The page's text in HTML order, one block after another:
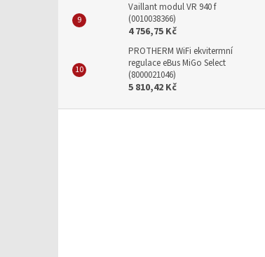
Vaillant modul VR 940 f
(0010038366)
4 756,75 Kč
PROTHERM WiFi ekvitermní
regulace eBus MiGo Select
(8000021046)
5 810,42 Kč